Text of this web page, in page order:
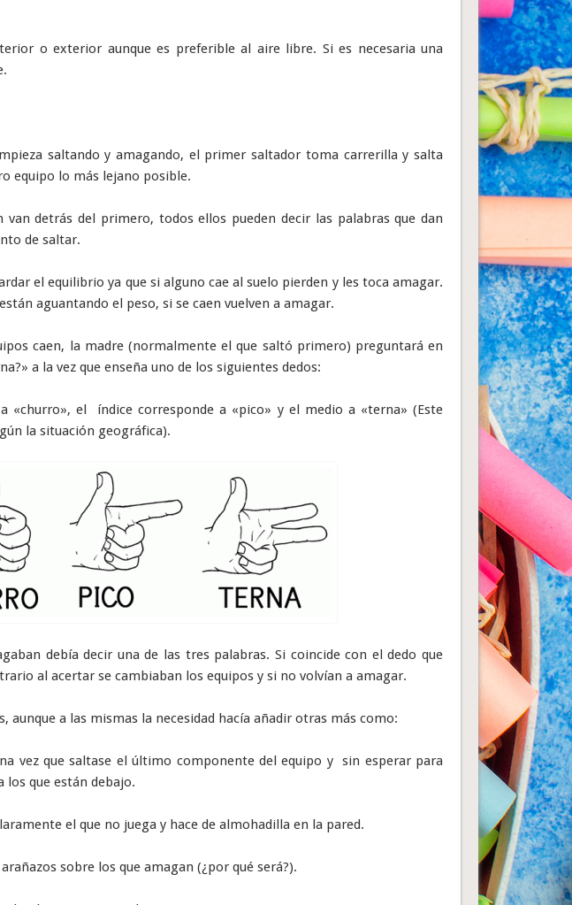
o exterior aunque es preferible al aire libre. Si es necesaria una
saltando y amagando, el primer saltador toma carrerilla y salta
equipo lo más lejano posible.
van detrás del primero, todos ellos pueden decir las palabras que dan
de saltar.
el equilibrio ya que si alguno cae al suelo pierden y les toca amagar.
aguantando el peso, si se caen vuelven a amagar.
caen, la madre (normalmente el que saltó primero) preguntará en
a la vez que enseña uno de los siguientes dedos:
«churro», el índice corresponde a «pico» y el medio a «terna» (Este
la situación geográfica).
debía decir una de las tres palabras. Si coincide con el dedo que
al acertar se cambiaban los equipos y si no volvían a amagar.
aunque a las mismas la necesidad hacía añadir otras más como:
vez que saltase el último componente del equipo y sin esperar para
los que están debajo.
el que no juega y hace de almohadilla en la pared.
sobre los que amagan (¿por qué será?).